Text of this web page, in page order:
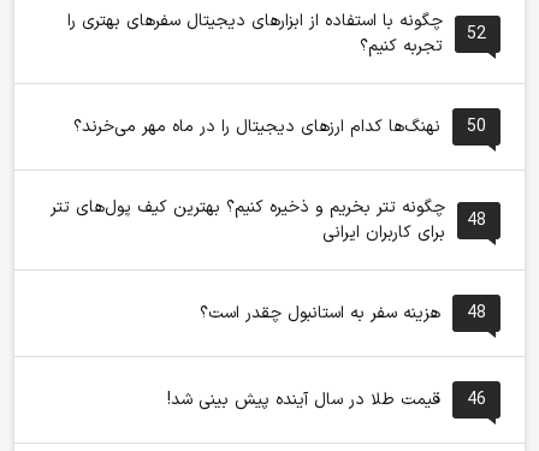
52
چگونه با استفاده از ابزارهای دیجیتال سفرهای بهتری را
تجربه کنیم؟
50 نهنگ‌ها کدام ارزهای دیجیتال را در ماه مهر می‌خرند؟
48
چگونه تتر بخریم و ذخیره کنیم؟ بهترین کیف پول‌های تتر
برای کاربران ایرانی
48 هزینه سفر به استانبول چقدر است؟
46 قیمت طلا در سال آینده پیش بینی شد!